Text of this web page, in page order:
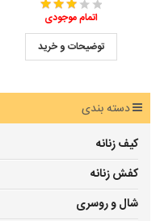
اتمام موجودی
توضیحات و خرید
دسته بندی
کیف زنانه
کفش زنانه
شال و روسری